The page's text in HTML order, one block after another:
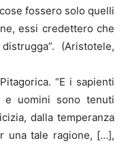
fossero solo quelli
essi credettero che
(Aristotele,
“E i sapienti
uomini sono tenuti
dalla temperanza
una tale ragione, […],